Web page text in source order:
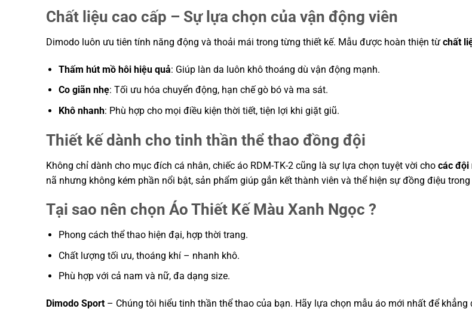
Chất liệu cao cấp – Sự lựa chọn của vận động viên
Dimodo luôn ưu tiên tính năng động và thoải mái trong từng thiết kế. Mẫu được hoàn thiện từ chất
Thấm hút mồ hôi hiệu quả: Giúp làn da luôn khô thoáng dù vận động mạnh.
Co giãn nhẹ: Tối ưu hóa chuyển động, hạn chế gò bó và ma sát.
Khô nhanh: Phù hợp cho mọi điều kiện thời tiết, tiện lợi khi giặt giũ.
Thiết kế dành cho tinh thần thể thao đồng đội
Không chỉ dành cho mục đích cá nhân, chiếc áo RDM-TK-2 cũng là sự lựa chọn tuyệt vời cho các đội
nã nhưng không kém phần nổi bật, sản phẩm giúp gắn kết thành viên và thể hiện sự đồng điệu
Tại sao nên chọn Áo Thiết Kế Màu Xanh Ngọc ?
Phong cách thể thao hiện đại, hợp thời trang.
Chất lượng tối ưu, thoáng khí – nhanh khô.
Phù hợp với cả nam và nữ, đa dạng size.
Dimodo Sport – Chúng tôi hiểu tinh thần thể thao của bạn. Hãy lựa chọn mẫu áo mới nhất để